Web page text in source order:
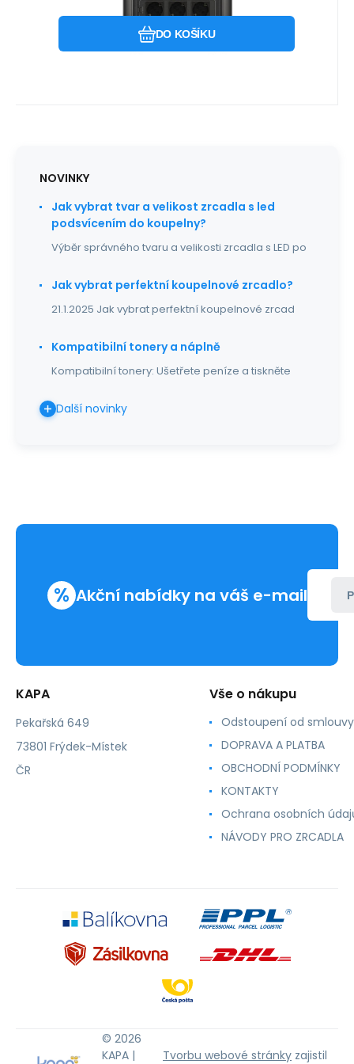
DO KOŠÍKU
Oblíbený
Porovnat
nabíjecí stanice 512 Wh s rychlým
nabíjením a LFP baterií EcoFlow
NOVINKY
Jak vybrat tvar a velikost zrcadla s led
podsvícením do koupelny?
Výběr správného tvaru a velikosti zrcadla s LED po
Jak vybrat perfektní koupelnové zrcadlo?
21.1.2025 Jak vybrat perfektní koupelnové zrcad
Kompatibilní tonery a náplně
Kompatibilní tonery: Ušetřete peníze a tiskněte
Další novinky
% Akční nabídky na váš e-mail
KAPA
Pekařská 649
73801 Frýdek-Místek
ČR
Vše o nákupu
Odstoupení od smlouvy
DOPRAVA A PLATBA
OBCHODNÍ PODMÍNKY
KONTAKTY
Ochrana osobních
NÁVODY PRO ZRCADLA
© 2026
KAPA |
Tvorbu webové stránky zajistil